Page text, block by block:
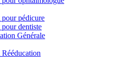
pédicure
dentiste
Générale